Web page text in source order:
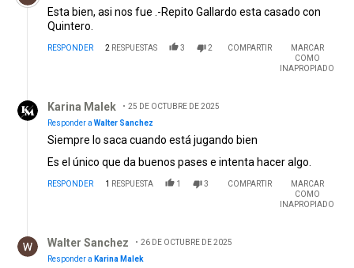
Esta bien, asi nos fue .-Repito Gallardo esta casado con
Quintero.
RESPONDER 2 RESPUESTAS 3 2 COMPARTIR
MARCAR
COMO
INAPROPIADO
Karina Malek
25 DE OCTUBRE DE 2025
Responder a Walter Sanchez
Siempre lo saca cuando está jugando bien
Es el único que da buenos pases e intenta hacer algo.
RESPONDER 1 RESPUESTA 1 3 COMPARTIR
MARCAR
COMO
INAPROPIADO
Walter Sanchez
26 DE OCTUBRE DE 2025
Responder a Karina Malek